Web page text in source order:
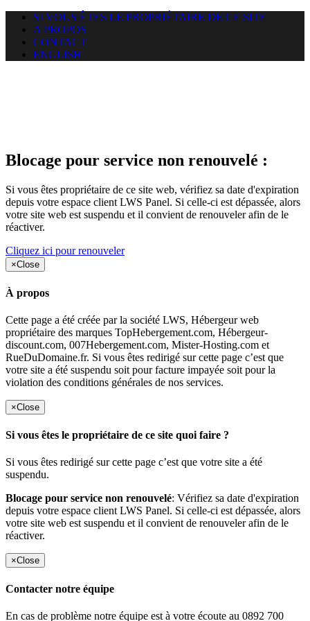
SI VOUS ÊTES LE PROPRIÉTAIRE DE CE SITE
A PROPOS
CONTACT
ENGLISH
Blocage pour service non renouvelé :
Si vous êtes propriétaire de ce site web, vérifiez sa date d'expiration
depuis votre espace client LWS Panel. Si celle-ci est dépassée, alors
votre site web est suspendu et il convient de renouveler afin de le
réactiver.
Cliquez ici pour renouveler
×Close
À propos
Cette page a été créée par la société LWS, Hébergeur web
propriétaire des marques TopHebergement.com, Hébergeur-
discount.com, 007Hebergement.com, Mister-Hosting.com et
RueDuDomaine.fr. Si vous êtes redirigé sur cette page c’est que
votre site a été suspendu soit pour facture impayée soit pour la
violation des conditions générales de nos services.
×Close
Si vous êtes le propriétaire de ce site quoi faire ?
Si vous êtes redirigé sur cette page c’est que votre site a été
suspendu.
Blocage pour service non renouvelé: Vérifiez sa date d'expiration
depuis votre espace client LWS Panel. Si celle-ci est dépassée, alors
votre site web est suspendu et il convient de renouveler afin de le
réactiver.
×Close
Contacter notre équipe
En cas de problème notre équipe est à votre écoute au 0892 700